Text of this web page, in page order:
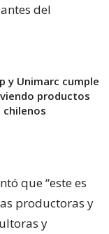
del
y Unimarc cumple
productos
que “este es
productoras y
y